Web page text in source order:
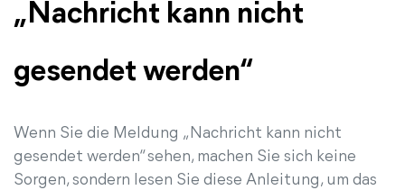
„Nachricht kann nicht
gesendet werden“
Wenn Sie die Meldung „Nachricht kann nicht
gesendet werden“ sehen, machen Sie sich keine
Sorgen, sondern lesen Sie diese Anleitung, um das